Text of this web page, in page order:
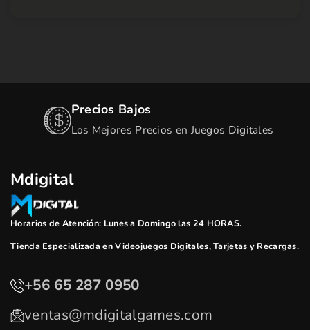
Precios Bajos
Los Mejores Precios en Juegos Digitales
Mdigital
Horarios de Atención: Lunes a Domingo las 24 HORAS.
Tienda Especializada en Videojuegos Digitales, Tarjetas y Recargas.
+56 65 287 0950
ventas@mdigitalgames.com